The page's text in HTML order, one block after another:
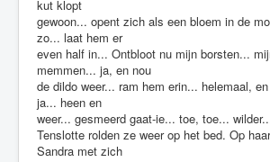
kut klopt
gewoon... opent zich als een bloem in de
zo... laat hem er
even half in... Ontbloot nu mijn borsten...
memmen... ja, en nou
de dildo weer... ram hem erin... helemaal,
ja... heen en
weer... gesmeerd gaat-ie... toe, toe...
Tenslotte rolden ze weer op het bed. Op
Sandra met zich